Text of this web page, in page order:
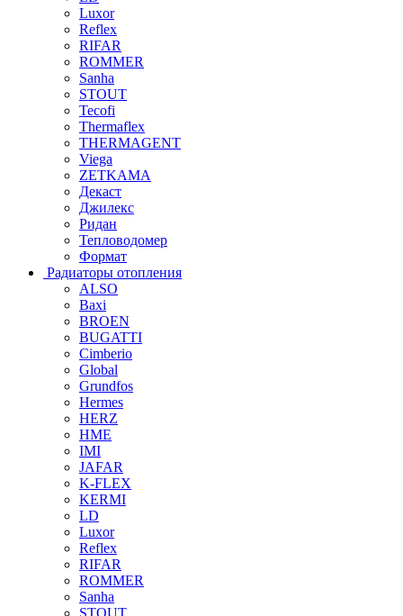
Luxor
Reflex
RIFAR
ROMMER
Sanha
STOUT
Tecofi
Thermaflex
THERMAGENT
Viega
ZETKAMA
Декаст
Джилекс
Ридан
Тепловодомер
Формат
Радиаторы отопления
ALSO
Baxi
BROEN
BUGATTI
Cimberio
Global
Grundfos
Hermes
HERZ
HME
IMI
JAFAR
K-FLEX
KERMI
LD
Luxor
Reflex
RIFAR
ROMMER
Sanha
STOUT